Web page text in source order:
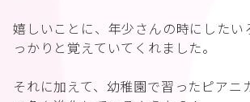
嬉しいことに、年少さんの時にしたい
っかりと覚えていてくれました。
それに加えて、幼稚園で習ったピアニ